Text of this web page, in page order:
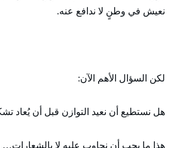
نعيش في وطنٍ لا ندافع عنه.
لكن السؤال الأهم الآن:
هل نستطيع أن نعيد التوازن قبل أن يُعاد
هذا ما يجب أن نجاوب عليه لا